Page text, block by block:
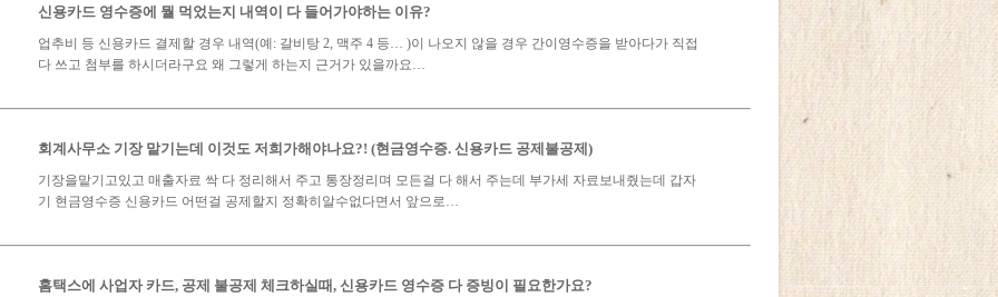
신용카드 영수증에 뭘 먹었는지 내역이 다 들어가야하는 이유?
업추비 등 신용카드 결제할 경우 내역(예: 갈비탕 2, 맥주 4 등… )이 나오지 않을 경우 간이영수증을 받아다가 직접
다 쓰고 첨부를 하시더라구요 왜 그렇게 하는지 근거가 있을까요…
회계사무소 기장 맡기는데 이것도 저희가해야나요?! (현금영수증. 신용카드 공제불공제)
기장을맡기고있고 매출자료 싹 다 정리해서 주고 통장정리며 모든걸 다 해서 주는데 부가세 자료보내줬는데 갑자
기 현금영수증 신용카드 어떤걸 공제할지 정확히알수없다면서 앞으로…
홈택스에 사업자 카드, 공제 불공제 체크하실때, 신용카드 영수증 다 증빙이 필요한가요?